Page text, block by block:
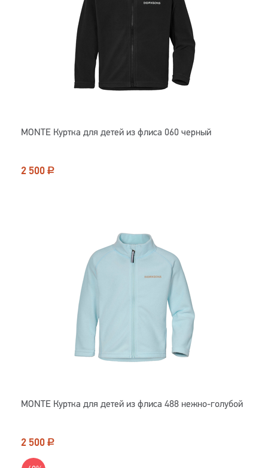
MONTE Куртка для детей из флиса 060 черный
2 500 Р
MONTE Куртка для детей из флиса 488 нежно-голубой
2 500 Р